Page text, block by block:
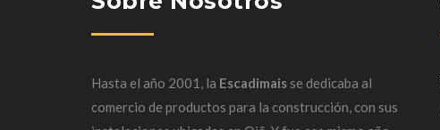
Hasta el año 2001, la Escadimais se dedicaba al
comercio de productos para la construcción, con sus